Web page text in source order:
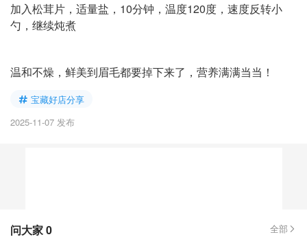
加入松茸片，适量盐，10分钟，温度120度，速度反转小
勺，继续炖煮
温和不燥，鲜美到眉毛都要掉下来了，营养满满当当！
宝藏好店分享
2025-11-07 发布
问大家0 全部